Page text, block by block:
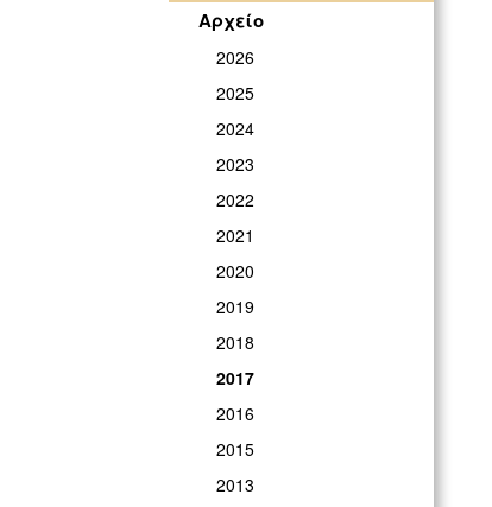
Αρχείο
2026
2025
2024
2023
2022
2021
2020
2019
2018
2017
2016
2015
2013